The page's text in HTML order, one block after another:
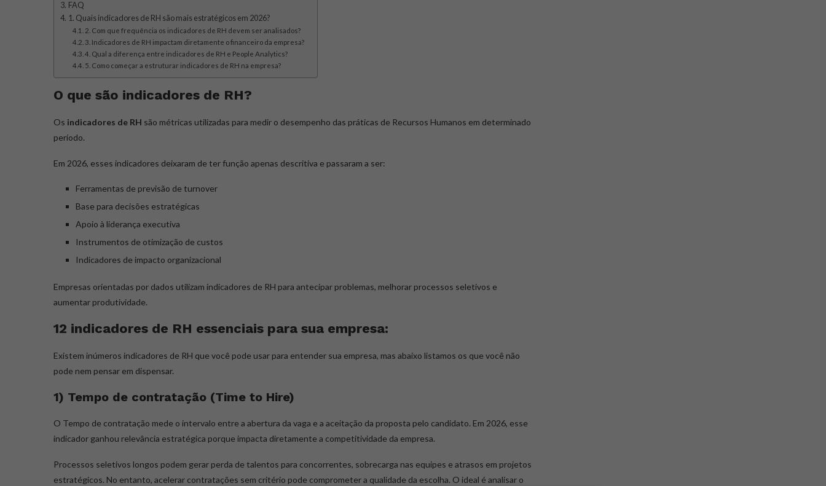
FAQ
1. Quais indicadores de RH são mais estratégicos em 2026?
2. Com que frequência os indicadores de RH devem ser analisados?
3. Indicadores de RH impactam diretamente o financeiro da empresa?
4. Qual a diferença entre indicadores de RH e People Analytics?
5. Como começar a estruturar indicadores de RH na empresa?
O que são indicadores de RH?
Os indicadores de RH são métricas utilizadas para medir o desempenho das práticas de Recursos Humanos em determinado
período.
Em 2026, esses indicadores deixaram de ter função apenas descritiva e passaram a ser:
Ferramentas de previsão de turnover
Base para decisões estratégicas
Apoio à liderança executiva
Instrumentos de otimização de custos
Indicadores de impacto organizacional
Empresas orientadas por dados utilizam indicadores de RH para antecipar problemas, melhorar processos seletivos e
aumentar produtividade.
12 indicadores de RH essenciais para sua empresa:
Existem inúmeros indicadores de RH que você pode usar para entender sua empresa, mas abaixo listamos os que você não
pode nem pensar em dispensar.
1) Tempo de contratação (Time to Hire)
O Tempo de contratação mede o intervalo entre a abertura da vaga e a aceitação da proposta pelo candidato. Em 2026, esse
indicador ganhou relevância estratégica porque impacta diretamente a competitividade da empresa.
Processos seletivos longos podem gerar perda de talentos para concorrentes, sobrecarga nas equipes e atrasos em projetos
estratégicos. No entanto, acelerar contratações sem critério pode comprometer a qualidade da escolha. O ideal é analisar o